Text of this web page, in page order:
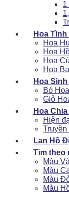
1
Hoa Tình
Hoa
Hoa
Hoa
Hoa
Hoa
Bó
Giỏ
Hoa
Hiện
Truyền
Lan Hồ
Tìm theo
Màu
Màu
Màu
Màu